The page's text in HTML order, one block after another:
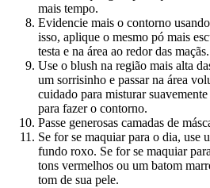
mais tempo.
Evidencie mais o contorno
isso, aplique o mesmo pó mais
testa e na área ao redor das maçãs.
Use o blush na região mais alta
um sorrisinho e passar na área
cuidado para misturar
para fazer o contorno.
Passe generosas camadas de
Se for se maquiar para o dia, use
fundo roxo. Se for se maquiar
tons vermelhos ou um batom
tom de sua pele.